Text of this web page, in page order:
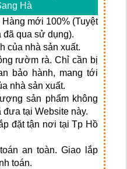
Hà
mới 100% (Tuyệt
đã qua sử dụng).
của nhà sản xuất.
rườm rà. Chỉ cần bị
bảo hành, mang tới
nhà sản xuất.
sản phẩm không
tại Website này.
đặt tận nơi tại Tp Hồ
an toàn. Giao lắp
toán.